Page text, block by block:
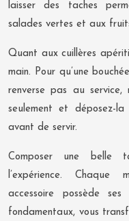
laisser des taches
salades vertes et aux
Quant aux cuillères
main. Pour qu’une
renverse pas au
seulement et déposez-
avant de servir.
Composer une belle
l’expérience. Chaque
accessoire possède
fondamentaux, vous